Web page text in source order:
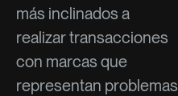
más inclinados a
realizar transacciones
con marcas que
representan problemas